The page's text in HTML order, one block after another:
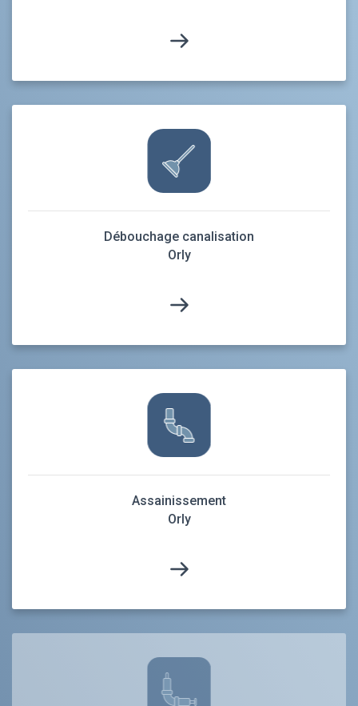
Débouchage canalisation
Orly
Assainissement
Orly